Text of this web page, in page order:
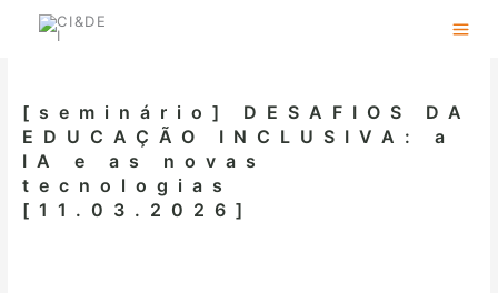
[seminário] DESAFIOS DA
EDUCAÇÃO INCLUSIVA: a
IA e as novas
tecnologias
[11.03.2026]